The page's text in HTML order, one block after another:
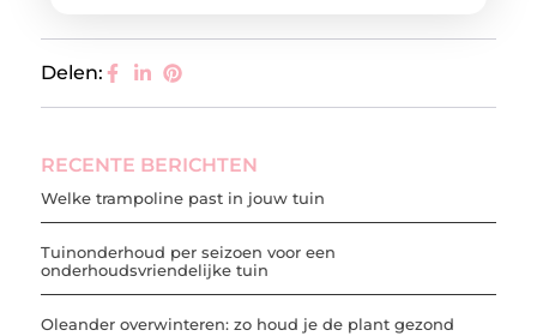
Delen:
RECENTE BERICHTEN
Welke trampoline past in jouw tuin
Tuinonderhoud per seizoen voor een
onderhoudsvriendelijke tuin
Oleander overwinteren: zo houd je de plant gezond